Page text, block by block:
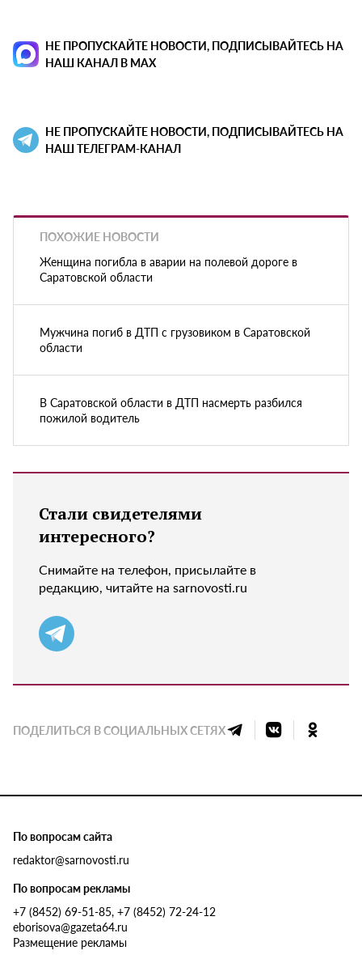
НЕ ПРОПУСКАЙТЕ НОВОСТИ, ПОДПИСЫВАЙТЕСЬ НА
НАШ КАНАЛ В MAX
НЕ ПРОПУСКАЙТЕ НОВОСТИ, ПОДПИСЫВАЙТЕСЬ НА
НАШ ТЕЛЕГРАМ-КАНАЛ
ПОХОЖИЕ НОВОСТИ
Женщина погибла в аварии на полевой дороге в
Саратовской области
Мужчина погиб в ДТП с грузовиком в Саратовской
области
В Саратовской области в ДТП насмерть разбился
пожилой водитель
Стали свидетелями
интересного?
Снимайте на телефон, присылайте в
редакцию, читайте на sarnovosti.ru
ПОДЕЛИТЬСЯ В СОЦИАЛЬНЫХ СЕТЯХ
По вопросам сайта
redaktor@sarnovosti.ru
По вопросам рекламы
+7 (8452) 69-51-85, +7 (8452) 72-24-12
eborisova@gazeta64.ru
Размещение рекламы